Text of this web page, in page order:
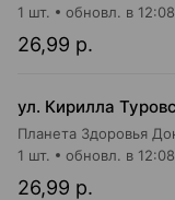
26,99 р.
1 шт. обновл. в 12:08
26,99 р.
1 шт. обновл. в 12:08